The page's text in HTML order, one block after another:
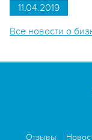
11.04.2019
Все новости о
Отзывы